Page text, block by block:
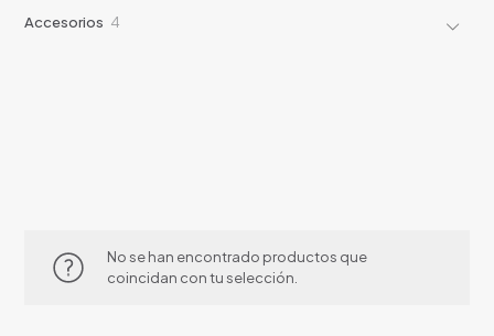
Accesorios 4
No se han encontrado productos que
coincidan con tu selección.